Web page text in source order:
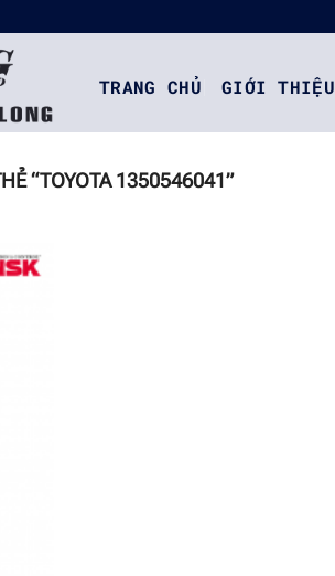
TRANG CHỦ GIỚI THIỆU
“TOYOTA 1350546041”